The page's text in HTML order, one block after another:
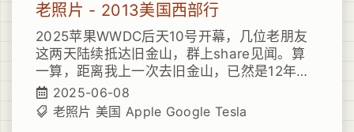
老照片 - 2013美国西部行
2025苹果WWDC后天10号开幕，几位老朋友
这两天陆续抵达旧金山，群上share见闻。算
一算，距离我上一次去旧金山，已然是12年前
的事，而且运气奇差，飞机落地就传来美国政
府关门的消息，后续所有大小国家公园都闭园
（更是废了好几个不可退的酒店费用），行程
2025-06-08
老照片 美国 Apple Google Tesla